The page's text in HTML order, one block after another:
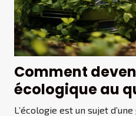
Comment
écologique au
L’écologie est un sujet